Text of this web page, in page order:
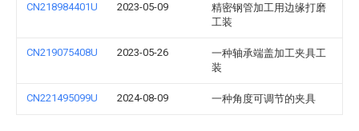
CN218984401U 2023-05-09
精密钢管加工用边缘打磨
工装
CN219075408U 2023-05-26
一种轴承端盖加工夹具工
装
CN221495099U 2024-08-09 一种角度可调节的夹具